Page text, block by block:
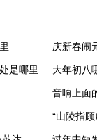
庆新春闹
是哪里
大年初八
音响上面
“山陵指